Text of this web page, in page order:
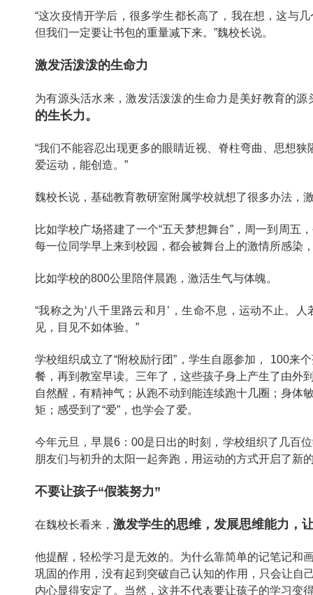
“这次疫情开学后，很多学生都长高了，我在想，这与
但我们一定要让书包的重量减下来。”魏校长说。
激发活泼泼的生命力
为有源头活水来，激发活泼泼的生命力是美好教育的源
的生长力。
“我们不能容忍出现更多的眼睛近视、脊柱弯曲、思想
爱运动，能创造。”
魏校长说，基础教育教研室附属学校就想了很多办法，
比如学校广场搭建了一个“五天梦想舞台”，周一到周
每一位同学早上来到校园，都会被舞台上的激情所感染
比如学校的800公里陪伴晨跑，激活生气与体魄。
“我称之为‘八千里路云和月’，生命不息，运动不止。
见，目见不如体验。”
学校组织成立了“附校励行团”，学生自愿参加， 100来
餐，再到教室早读。三年了，这些孩子身上产生了由外
自然醒，有精神气；从跑不动到能连续跑十几圈；身体
矩；感受到了“爱”，也学会了爱。
今年元旦，早晨6：00是日出的时刻，学校组织了几百
朋友们与初升的太阳一起奔跑，用运动的方式开启了新
不要让孩子“假装努力”
在魏校长看来， 激发学生的思维，发展思维能力，
他提醒，轻松学习是无效的。为什么靠简单的记笔记和
巩固的作用，没有起到突破自己认知的作用，只会让自
内心显得安定了。当然，这并不代表要让孩子的学习变